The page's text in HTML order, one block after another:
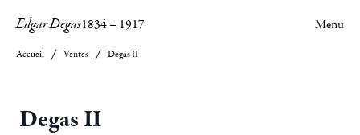
Edgar Degas1834– 1917 Menu
Accueil Ventes Degas II
Degas II